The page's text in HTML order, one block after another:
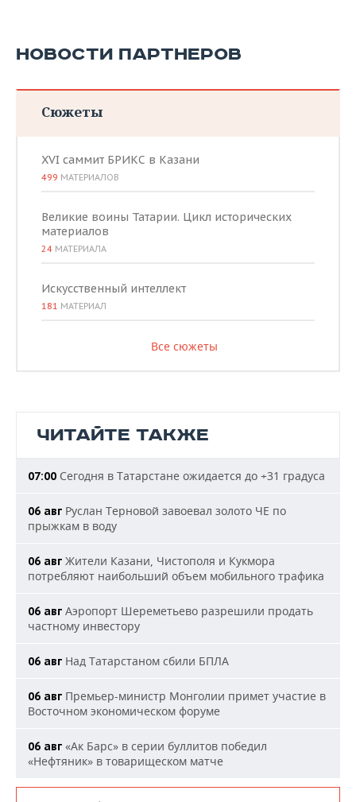
НОВОСТИ ПАРТНЕРОВ
Сюжеты
XVI саммит БРИКС в Казани
499 МАТЕРИАЛОВ
Великие воины Татарии. Цикл исторических
материалов
24 МАТЕРИАЛА
Искусственный интеллект
181 МАТЕРИАЛ
Все сюжеты
ЧИТАЙТЕ ТАКЖЕ
07:00 Сегодня в Татарстане ожидается до +31 градуса
06 авг Руслан Терновой завоевал золото ЧЕ по
прыжкам в воду
06 авг Жители Казани, Чистополя и Кукмора
потребляют наибольший объем мобильного трафика
06 авг Аэропорт Шереметьево разрешили продать
частному инвестору
06 авг Над Татарстаном сбили БПЛА
06 авг Премьер-министр Монголии примет участие в
Восточном экономическом форуме
06 авг «Ак Барс» в серии буллитов победил
«Нефтяник» в товарищеском матче